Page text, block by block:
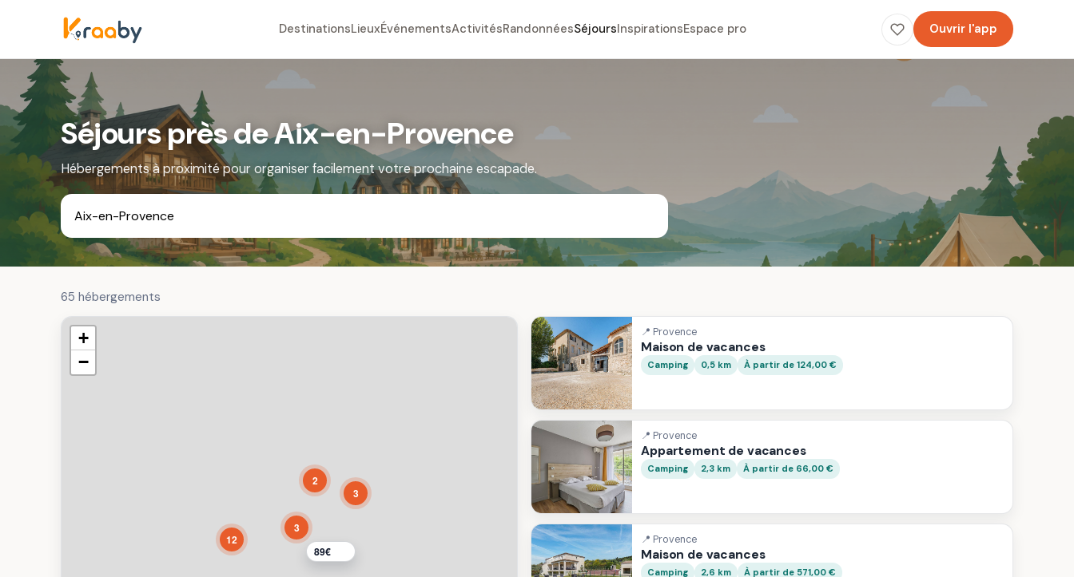
DestinationsLieuxÉvénementsActivitésRandonnéesSéjoursInspirationsEspace pro Ouvrir l'app
Séjours près de Aix-en-Provence
Hébergements à proximité pour organiser facilement votre prochaine escapade.
65 hébergements
2
3
3
89€
12
+
−
📍 Provence
Maison de vacances
Camping 0,5 km À partir de 124,00 €
📍 Provence
Appartement de vacances
Camping 2,3 km À partir de 66,00 €
📍 Provence
Maison de vacances
Camping 2,6 km À partir de 571,00 €